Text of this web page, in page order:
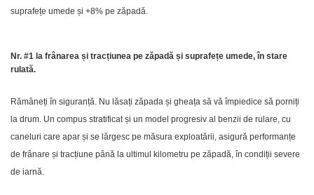
suprafețe umede și +8% pe zăpadă.
Nr. #1 la frânarea și tracțiunea pe zăpadă și suprafețe umede, în stare
rulată.
Rămâneți în siguranță. Nu lăsați zăpada și gheața să vă împiedice să porniți
la drum. Un compus stratificat și un model progresiv al benzii de rulare, cu
caneluri care apar și se lărgesc pe măsura exploatării, asigură performanțe
de frânare și tracțiune până la ultimul kilometru pe zăpadă, în condiții severe
de iarnă.